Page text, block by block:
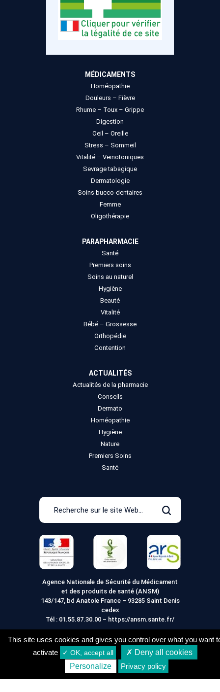
Acheter
MÉDICAMENTS
Homéopathie
Douleurs – Fièvre
Rhume – Toux – Grippe
Digestion
Oeil – Oreille
Stress – Sommeil
Vitalité – Veinotoniques
Sevrage tabagique
Dermatologie
Soins bucco-dentaires
Femme
Oligothérapie
PARAPHARMACIE
Santé
Premiers soins
Soins au naturel
Hygiène
Beauté
Vitalité
Bébé – Grossesse
Orthopédie
Contention
ACTUALITÉS
Actualités de la pharmacie
Conseils
Dermato
Homéopathie
Hygiène
Nature
Premiers Soins
Santé
Recherche
le
site
Web
Rechercher
Agence Nationale de Sécurité du Médicament
et des produits de santé (ANSM)
143/147, bd Anatole France – 93285 Saint Denis
cedex
Tél : 01.55.87.30.00 – https://ansm.sante.fr/
Mentions légales
Conditions générales de vente
Conditions de Livraison
Vie Privée
This site uses cookies and gives you control over what you want
activate
✓ OK, accept all
✗ Deny all cookies
Personalize
Privacy policy